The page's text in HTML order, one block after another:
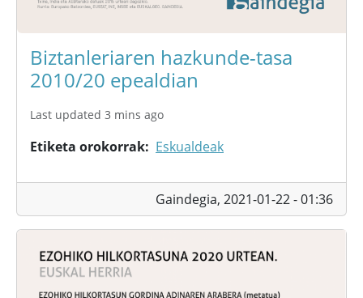
Biztanleriaren hazkunde-tasa
2010/20 epealdian
Last updated 3 mins ago
Etiketa orokorrak Eskualdeak
Gaindegia, 2021-01-22 - 01:36